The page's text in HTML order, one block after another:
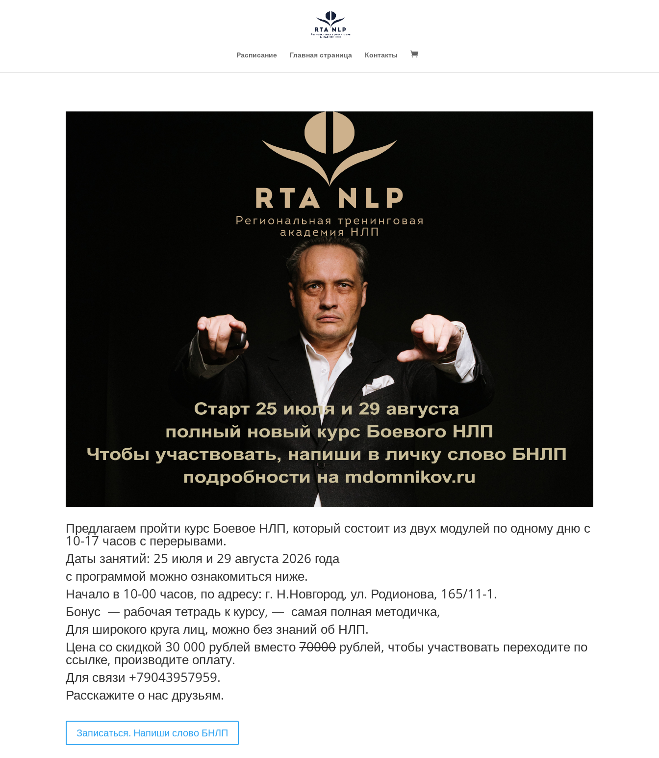
Расписание Главная страница Контакты
Предлагаем пройти курс Боевое НЛП, который состоит из двух модулей по одному дню с
10-17 часов с перерывами.
Даты занятий: 25 июля и 29 августа 2026 года
с программой можно ознакомиться ниже.
Начало в 10-00 часов, по адресу: г. Н.Новгород, ул. Родионова, 165/11-1.
Бонус — рабочая тетрадь к курсу, — самая полная методичка,
Для широкого круга лиц, можно без знаний об НЛП.
Цена со скидкой 30 000 рублей вместо70000рублей, чтобы участвовать переходите по
ссылке, производите оплату.
Для связи +79043957959.
Расскажите о нас друзьям.
Записаться. Напиши слово БНЛП